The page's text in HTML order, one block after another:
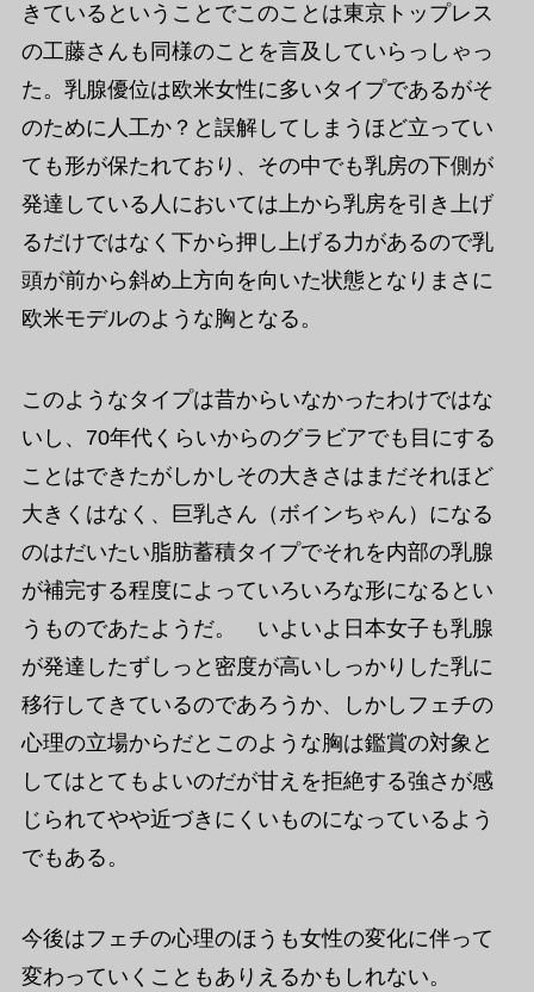
きているということでこのことは東京トップレス
の工藤さんも同様のことを言及していらっしゃっ
た。乳腺優位は欧米女性に多いタイプであるがそ
のために人工か？と誤解してしまうほど立ってい
ても形が保たれており、その中でも乳房の下側が
発達している人においては上から乳房を引き上げ
るだけではなく下から押し上げる力があるので乳
頭が前から斜め上方向を向いた状態となりまさに
欧米モデルのような胸となる。
このようなタイプは昔からいなかったわけではな
いし、70年代くらいからのグラビアでも目にする
ことはできたがしかしその大きさはまだそれほど
大きくはなく、巨乳さん（ボインちゃん）になる
のはだいたい脂肪蓄積タイプでそれを内部の乳腺
が補完する程度によっていろいろな形になるとい
うものであたようだ。 いよいよ日本女子も乳腺
が発達したずしっと密度が高いしっかりした乳に
移行してきているのであろうか、しかしフェチの
心理の立場からだとこのような胸は鑑賞の対象と
してはとてもよいのだが甘えを拒絶する強さが感
じられてやや近づきにくいものになっているよう
でもある。
今後はフェチの心理のほうも女性の変化に伴って
変わっていくこともありえるかもしれない。